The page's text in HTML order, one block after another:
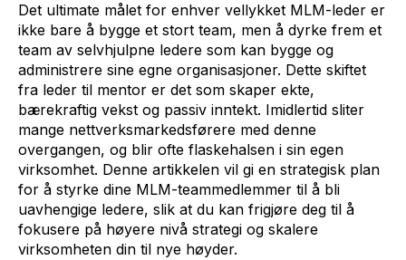
Det ultimate målet for enhver vellykket MLM-leder er
ikke bare å bygge et stort team, men å dyrke frem et
team av selvhjulpne ledere som kan bygge og
administrere sine egne organisasjoner. Dette skiftet
fra leder til mentor er det som skaper ekte,
bærekraftig vekst og passiv inntekt. Imidlertid sliter
mange nettverksmarkedsførere med denne
overgangen, og blir ofte flaskehalsen i sin egen
virksomhet. Denne artikkelen vil gi en strategisk plan
for å styrke dine MLM-teammedlemmer til å bli
uavhengige ledere, slik at du kan frigjøre deg til å
fokusere på høyere nivå strategi og skalere
virksomheten din til nye høyder.